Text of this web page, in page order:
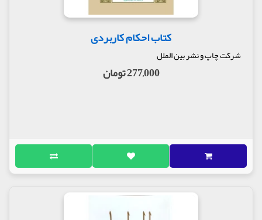
کتاب احکام کاربردی
شرکت چاپ و نشر بین الملل
277,000 تومان